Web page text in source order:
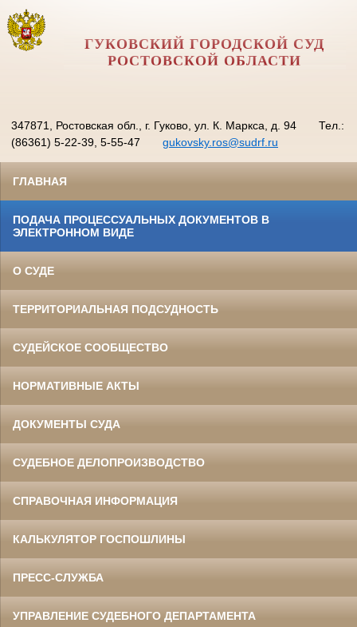
ГУКОВСКИЙ ГОРОДСКОЙ СУД
РОСТОВСКОЙ ОБЛАСТИ
347871, Ростовская обл., г. Гуково, ул. К. Маркса, д. 94
Тел.:
(86361) 5-22-39, 5-55-47
gukovsky.ros@sudrf.ru
ГЛАВНАЯ
ПОДАЧА ПРОЦЕССУАЛЬНЫХ ДОКУМЕНТОВ В
ЭЛЕКТРОННОМ ВИДЕ
О СУДЕ
ТЕРРИТОРИАЛЬНАЯ ПОДСУДНОСТЬ
СУДЕЙСКОЕ СООБЩЕСТВО
НОРМАТИВНЫЕ АКТЫ
ДОКУМЕНТЫ СУДА
СУДЕБНОЕ ДЕЛОПРОИЗВОДСТВО
СПРАВОЧНАЯ ИНФОРМАЦИЯ
КАЛЬКУЛЯТОР ГОСПОШЛИНЫ
ПРЕСС-СЛУЖБА
УПРАВЛЕНИЕ СУДЕБНОГО ДЕПАРТАМЕНТА